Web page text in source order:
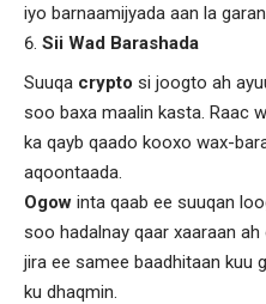
iyo barnaamijyada aan la
Sii Wad Barashada
Suuqa crypto si joogto ah
soo baxa maalin kasta. Raac
ka qayb qaado kooxo wax-
aqoontaada.
Ogow inta qaab ee suuqan
soo hadalnay qaar xaaraan
jira ee samee baadhitaan kuu
ku dhaqmin.